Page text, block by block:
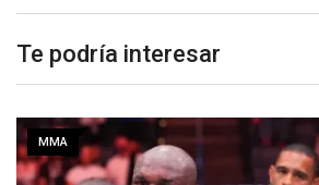
Te podría interesar
MMA